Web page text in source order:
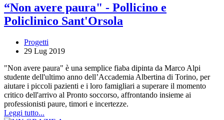
“Non avere paura" - Pollicino e
Policlinico Sant'Orsola
Progetti
29 Lug 2019
"Non avere paura" è una semplice fiaba dipinta da Marco Alpi
studente dell'ultimo anno dell’Accademia Albertina di Torino, per
aiutare i piccoli pazienti e i loro famigliari a superare il momento
critico dell'arrivo al Pronto soccorso, affrontando insieme ai
professionisti paure, timori e incertezze.
Leggi tutto...